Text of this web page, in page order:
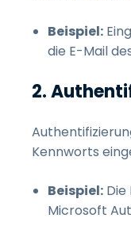
Beispiel:
die E-Mail
2.
Kennworts
Beispiel:
Microsoft